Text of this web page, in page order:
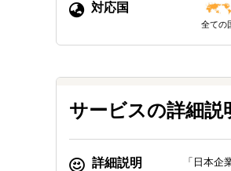
対応国
全ての
サービスの詳細説
詳細説明 「日本企